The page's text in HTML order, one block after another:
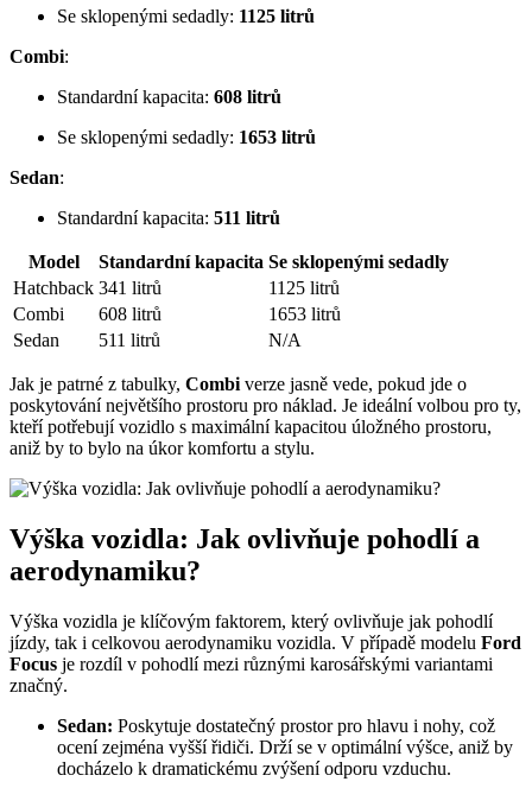
Se sklopenými sedadly: 1125 litrů
Combi:
Standardní kapacita: 608 litrů
Se sklopenými sedadly: 1653 litrů
Sedan:
Standardní kapacita: 511 litrů
Model Standardní kapacita Se sklopenými sedadly
Hatchback 341 litrů
1125 litrů
Combi
608 litrů
1653 litrů
Sedan
511 litrů N/A
Jak je patrné z tabulky, Combi verze jasně vede, pokud jde o
poskytování největšího prostoru pro náklad. Je ideální volbou pro ty,
kteří potřebují vozidlo s maximální kapacitou úložného prostoru,
aniž by to bylo na úkor komfortu a stylu.
Výška vozidla: Jak ovlivňuje pohodlí a
aerodynamiku?
Výška vozidla je klíčovým faktorem, který ovlivňuje jak pohodlí
jízdy, tak i celkovou aerodynamiku vozidla. V případě modelu Ford
Focus je rozdíl v pohodlí mezi různými karosářskými variantami
značný.
Sedan: Poskytuje dostatečný prostor pro hlavu i nohy, což
ocení zejména vyšší řidiči. Drží se v optimální výšce, aniž by
docházelo k dramatickému zvýšení odporu vzduchu.